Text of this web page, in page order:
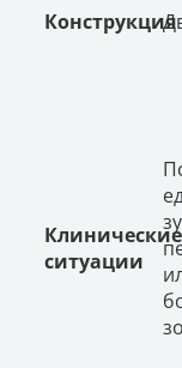
Конструкция
Клинические
ситуации